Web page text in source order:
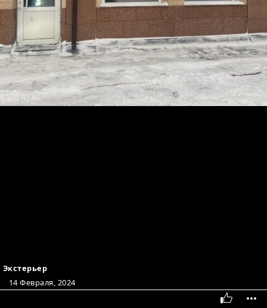
Экстерьер
14 Февраля, 2024